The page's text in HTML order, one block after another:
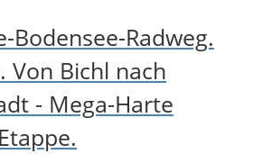
Bodensee-Radweg.
Von Bichl nach
- Mega-Harte